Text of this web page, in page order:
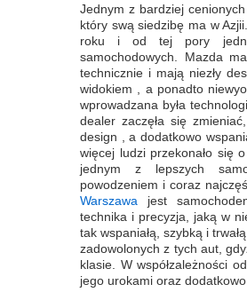
Jednym z bardziej
który swą siedzibę ma w
roku i od tej pory
samochodowych. Mazda
technicznie i mają niezły
widokiem , a ponadto
wprowadzana była
dealer zaczęła się
design , a dodatkowo
więcej ludzi przekonało się
jednym z lepszych
powodzeniem i coraz
Warszawa jest
technika i precyzja, jaką w
tak wspaniałą, szybką i
zadowolonych z tych aut,
klasie. W współzależności
jego urokami oraz